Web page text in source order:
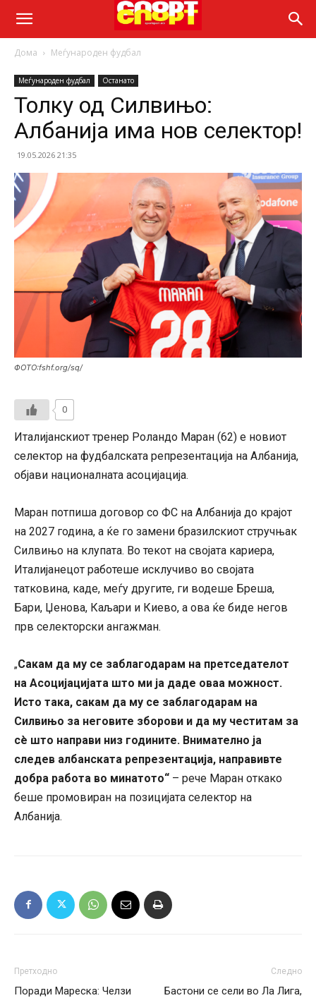
Дома Меѓународен фудбал
Меѓународен фудбал Останато
Толку од Силвињо:
Албанија има нов селектор!
19.05.2026 21:35
ФОТО:fshf.org/sq/
0
Италијанскиот тренер Роландо Маран (62) е новиот
селектор на фудбалската репрезентација на Албанија,
објави националната асоцијација.
Маран потпиша договор со ФС на Албанија до крајот
на 2027 година, а ќе го замени бразилскиот стручњак
Силвињо на клупата. Во текот на својата кариера,
Италијанецот работеше исклучиво во својата
татковина, каде, меѓу другите, ги водеше Бреша,
Бари, Џенова, Каљари и Киево, а ова ќе биде негов
прв селекторски ангажман.
„Сакам да му се заблагодарам на претседателот
на Асоцијацијата што ми ја даде оваа можност.
Исто така, сакам да му се заблагодарам на
Силвињо за неговите зборови и да му честитам за
сè што направи низ годините. Внимателно ја
следев албанската репрезентација, направивте
добра работа во минатото“ – рече Маран откако
беше промовиран на позицијата селектор на
Албанија.
Претходно
Поради Мареска: Челзи
Следно
Бастони се сели во Ла Лига,